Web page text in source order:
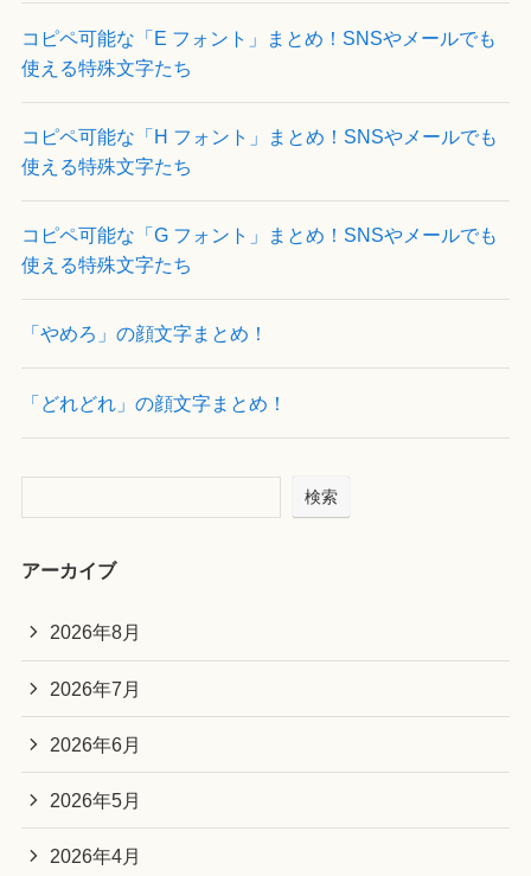
コピペ可能な「E フォント」まとめ！SNSやメールでも
使える特殊文字たち
コピペ可能な「H フォント」まとめ！SNSやメールでも
使える特殊文字たち
コピペ可能な「G フォント」まとめ！SNSやメールでも
使える特殊文字たち
「やめろ」の顔文字まとめ！
「どれどれ」の顔文字まとめ！
検索
アーカイブ
2026年8月
2026年7月
2026年6月
2026年5月
2026年4月